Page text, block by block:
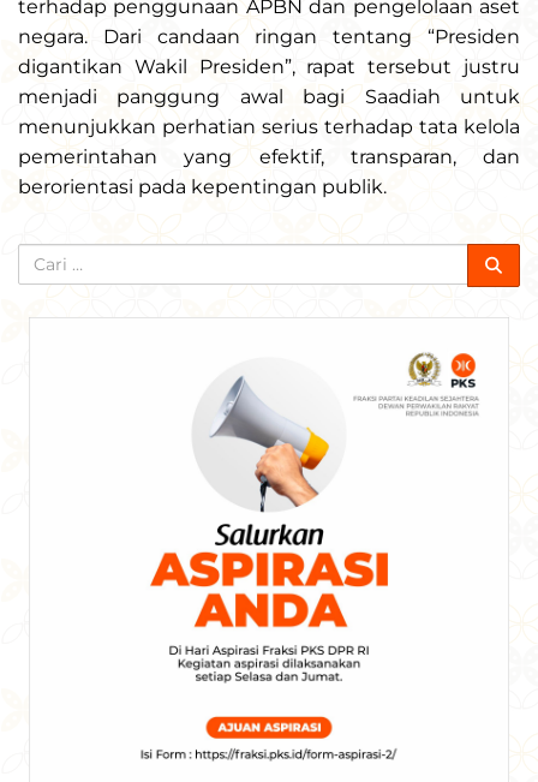
terhadap penggunaan APBN dan pengelolaan aset
negara. Dari candaan ringan tentang “Presiden
digantikan Wakil Presiden”, rapat tersebut justru
menjadi panggung awal bagi Saadiah untuk
menunjukkan perhatian serius terhadap tata kelola
pemerintahan yang efektif, transparan, dan
berorientasi pada kepentingan publik.